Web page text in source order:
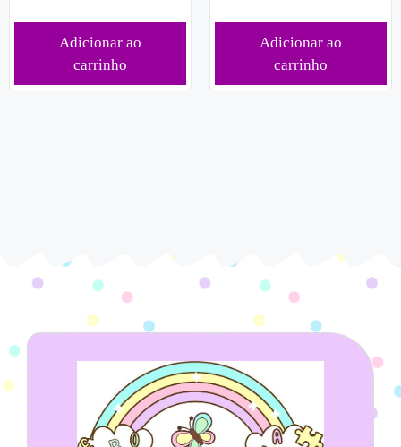
Adicionar ao
carrinho
Adicionar ao
carrinho